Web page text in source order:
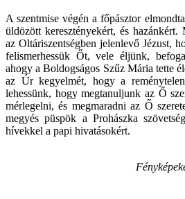
A szentmise végén a főpásztor
üldözött keresztényekért, és
az Oltáriszentségben jelenlevő Jézust,
felismerhessük Őt, vele éljünk,
ahogy a Boldogságos Szűz Mária tette
az Úr kegyelmét, hogy a
lehessünk, hogy megtanuljunk az Ő
mérlegelni, és megmaradni az Ő
megyés püspök a Prohászka
hívekkel a papi hivatásokért.